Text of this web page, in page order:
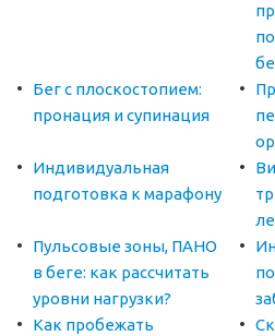
Бег с плоскостопием:
пронация и супинация
Индивидуальная
подготовка к марафону
Пульсовые зоны, ПАНО
в беге: как рассчитать
уровни нагрузки?
Как пробежать